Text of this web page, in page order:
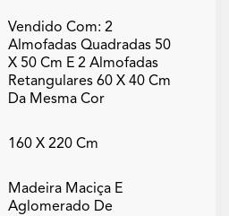
Vendido Com: 2
Almofadas Quadradas 50
X 50 Cm E 2 Almofadas
Retangulares 60 X 40 Cm
Da Mesma Cor
160 X 220 Cm
Madeira Maciça E
Aglomerado De